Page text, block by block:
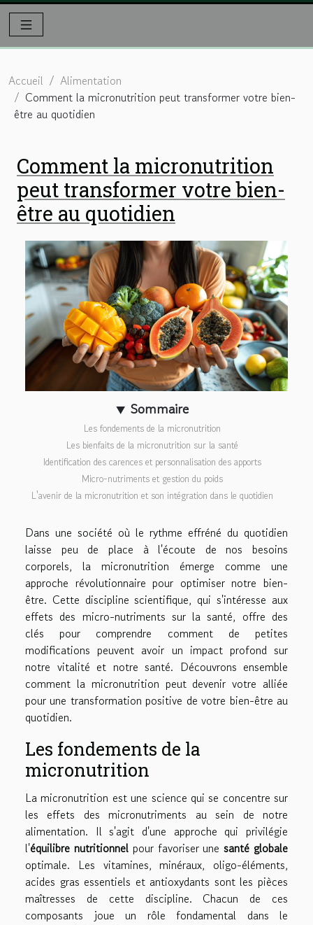
Accueil
Alimentation
Comment la micronutrition peut transformer votre bien-
être au quotidien
Comment la micronutrition
peut transformer votre bien-
être au quotidien
Sommaire
Les fondements de la micronutrition
Les bienfaits de la micronutrition sur la santé
Identification des carences et personnalisation des apports
Micro-nutriments et gestion du poids
L'avenir de la micronutrition et son intégration dans le quotidien
Dans une société où le rythme effréné du quotidien
laisse peu de place à l'écoute de nos besoins
corporels, la micronutrition émerge comme une
approche révolutionnaire pour optimiser notre bien-
être. Cette discipline scientifique, qui s'intéresse aux
effets des micro-nutriments sur la santé, offre des
clés pour comprendre comment de petites
modifications peuvent avoir un impact profond sur
notre vitalité et notre santé. Découvrons ensemble
comment la micronutrition peut devenir votre alliée
pour une transformation positive de votre bien-être au
quotidien.
Les fondements de la
micronutrition
La micronutrition est une science qui se concentre sur
les effets des micronutriments au sein de notre
alimentation. Il s'agit d'une approche qui privilégie
l'équilibre nutritionnelpour favoriser unesanté globale
optimale. Les vitamines, minéraux, oligo-éléments,
acides gras essentiels et antioxydants sont les pièces
maîtresses de cette discipline. Chacun de ces
composants joue un rôle fondamental dans le